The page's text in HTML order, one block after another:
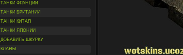
ТАНКИ ФРАНЦИИ
ТАНКИ БРИТАНИИ
ТАНКИ КИТАЯ
ТАНКИ ЯПОНИИ
ДОБАВИТЬ ШКУРКУ
КЛАНЫ